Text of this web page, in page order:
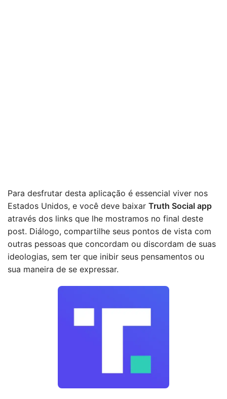
Para desfrutar desta aplicação é essencial viver nos
Estados Unidos, e você deve baixar Truth Social app
através dos links que lhe mostramos no final deste
post. Diálogo, compartilhe seus pontos de vista com
outras pessoas que concordam ou discordam de suas
ideologias, sem ter que inibir seus pensamentos ou
sua maneira de se expressar.